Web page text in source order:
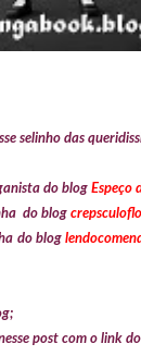
selinho das
do blog Espeço
do blog
do blog
post com o link